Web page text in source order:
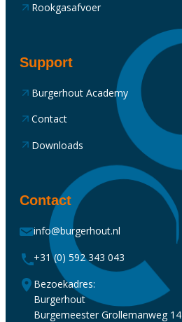
Rookgasafvoer
Support
Burgerhout Academy
Contact
Downloads
Contact
info@burgerhout.nl
+31 (0) 592 343 043
Bezoekadres:
Burgerhout
Burgemeester Grollemanweg 14